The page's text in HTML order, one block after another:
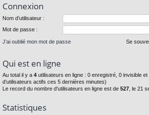
Connexion
Nom d’utilisateur :
Mot de passe :
J’ai oublié mon mot de passe Se
Qui est en ligne
Au total il y a 4 utilisateurs en ligne : 0 enregistré, 0 invisible
d’utilisateurs actifs ces 5 dernières minutes)
Le record du nombre d’utilisateurs en ligne est de 527 , le 21
Statistiques